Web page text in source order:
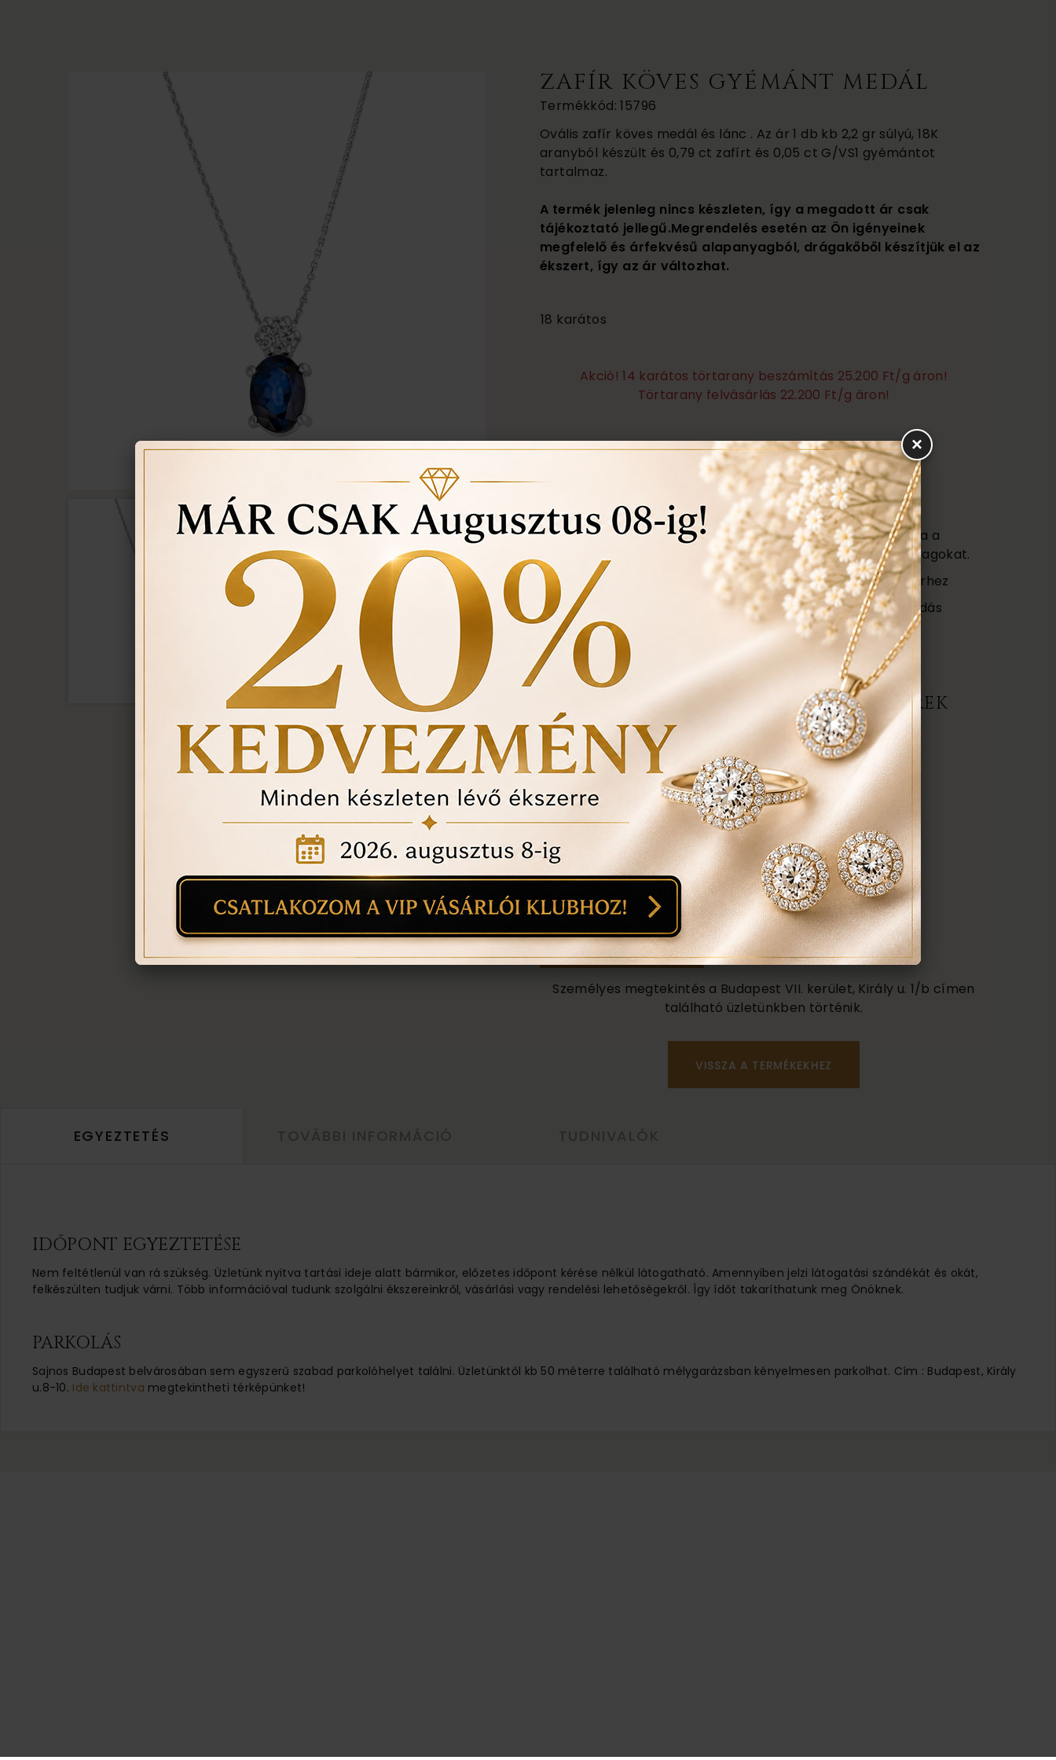
ZAFÍR KÖVES GYÉMÁNT MEDÁL
Termékkód: 15796
Ovális zafír köves medál és lánc . Az ár 1 db kb 2,2 gr súlyú, 18K
aranyból készült és 0,79 ct zafírt és 0,05 ct G/VS1 gyémántot
tartalmaz.
A termék jelenleg nincs készleten, így a megadott ár csak
tájékoztató jellegű.Megrendelés esetén az Ön igényeinek
megfelelő és árfekvésű alapanyagból, drágakőből készítjük el az
ékszert, így az ár változhat.
18 karátos
Akció! 14 karátos törtarany beszámítás 25.200 Ft/g áron!
Törtarany felvásárlás 22.200 Ft/g áron!
Ezen felül még:
Örökös garanciális tisztítás, polírozás
Ingyenes méret állítás
Vásárlási bizonylat avagy (Certificate) mely tartalmazza a
felhasznált kövek minőségét az ékszerben található anyagokat.
Ékszertartó doboz és ajándék tartó táska minden ékszerhez
Évente 1 alkalommal ingyenes ellenőrzés, rejtett károsodás
történt-e , mozgó kő, repedés a gyűrűn stb. Az általunk
felfedezett hibákat ingyenesen javítjuk.
ÉRDEKEL A TERMÉK, AJÁNLATOT KÉREK
darab
anyaga:
18 karátos
színe:
mint a képen
Személyes megtekintés a Budapest VII. kerület, Király u. 1/b címen
található üzletünkben történik.
VISSZA A TERMÉKEKHEZ
EGYEZTETÉS
IDŐPONT EGYEZTETÉSE
Nem feltétlenül van rá szükség. Üzletünk nyitva tartási ideje alatt bármikor, előzetes időpont kérése nélkül látogatható. Amennyiben jelzi látogatási szándékát és okát,
felkészülten tudjuk várni. Több információval tudunk szolgálni ékszereinkről, vásárlási vagy rendelési lehetőségekről. Így ídőt takaríthatunk meg Önöknek.
PARKOLÁS
Sajnos Budapest belvárosában sem egyszerű szabad parkolóhelyet találni. Üzletünktől kb 50 méterre található mélygarázsban kényelmesen parkolhat. Cím : Budapest, Király
u.8-10. Ide kattintva megtekintheti térképünket!
×